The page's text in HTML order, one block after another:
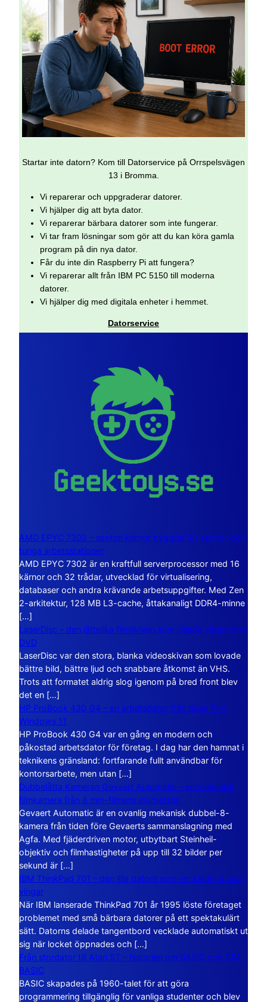
Startar inte datorn? Kom till Datorservice på Orrspelsvägen
13 i Bromma.
Vi reparerar och uppgraderar datorer.
Vi hjälper dig att byta dator.
Vi reparerar bärbara datorer som inte fungerar.
Vi tar fram lösningar som gör att du kan köra gamla
program på din nya dator.
Får du inte din Raspberry Pi att fungera?
Vi reparerar allt från IBM PC 5150 till moderna
datorer.
Vi hjälper dig med digitala enheter i hemmet.
Datorservice
AMD EPYC 7302 – sexton kärnor byggda för servrar och
tunga arbetsstationer
AMD EPYC 7302 är en kraftfull serverprocessor med 16
kärnor och 32 trådar, utvecklad för virtualisering,
databaser och andra krävande arbetsuppgifter. Med Zen
2-arkitektur, 128 MB L3-cache, åttakanaligt DDR4-minne
[…]
LaserDisc – den jättelika filmskivan som visade vägen mot
DVD
LaserDisc var den stora, blanka videoskivan som lovade
bättre bild, bättre ljud och snabbare åtkomst än VHS.
Trots att formatet aldrig slog igenom på bred front blev
det en […]
HP ProBook 430 G4 – en arbetsdator från tiden före
Windows 11
HP ProBook 430 G4 var en gång en modern och
påkostad arbetsdator för företag. I dag har den hamnat i
teknikens gränsland: fortfarande fullt användbar för
kontorsarbete, men utan […]
Dubbelåtta Kameran Gevaert Automatic – en mekanisk
filmkamera från 8 mm-filmens storhetstid
Gevaert Automatic är en ovanlig mekanisk dubbel-8-
kamera från tiden före Gevaerts sammanslagning med
Agfa. Med fjäderdriven motor, utbytbart Steinheil-
objektiv och filmhastigheter på upp till 32 bilder per
sekund är […]
IBM ThinkPad 701 – den lilla datorn som vecklade ut sina
vingar
När IBM lanserade ThinkPad 701 år 1995 löste företaget
problemet med små bärbara datorer på ett spektakulärt
sätt. Datorns delade tangentbord vecklade automatiskt ut
sig när locket öppnades och […]
Från stordator till Atari ST – historien om BASIC och GFA
BASIC
BASIC skapades på 1960-talet för att göra
programmering tillgänglig för vanliga studenter och blev